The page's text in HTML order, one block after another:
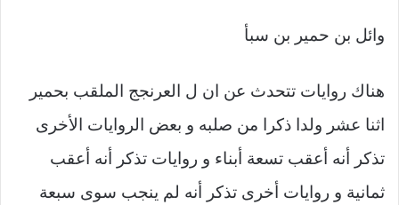
وائل بن حمير بن سبأ
هناك روايات تتحدث عن ان ل العرنجج الملقب بحمير
اثنا عشر ولدا ذكرا من صلبه و بعض الروايات الأخرى
تذكر أنه أعقب تسعة أبناء و روايات تذكر أنه أعقب
ثمانية و روايات أخرى تذكر أنه لم ينجب سوى سبعة